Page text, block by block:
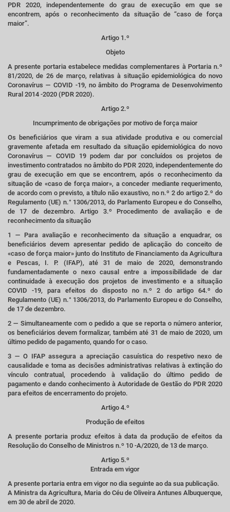
PDR 2020, independentemente do grau de execução em que se
encontrem, após o reconhecimento da situação de “caso de força
maior”.
Artigo 1.º
Objeto
A presente portaria estabelece medidas complementares à Portaria n.º
81/2020, de 26 de março, relativas à situação epidemiológica do novo
Coronavírus — COVID -19, no âmbito do Programa de Desenvolvimento
Rural 2014 -2020 (PDR 2020).
Artigo 2.º
Incumprimento de obrigações por motivo de força maior
Os beneficiários que viram a sua atividade produtiva e ou comercial
gravemente afetada em resultado da situação epidemiológica do novo
Coronavírus — COVID 19 podem dar por concluídos os projetos de
investimento contratados no âmbito do PDR 2020, independentemente do
grau de execução em que se encontrem, após o reconhecimento da
situação de «caso de força maior», a conceder mediante requerimento,
de acordo com o previsto, a título não exaustivo, no n.º 2 do artigo 2.º do
Regulamento (UE) n.° 1306/2013, do Parlamento Europeu e do Conselho,
de 17 de dezembro. Artigo 3.º Procedimento de avaliação e de
reconhecimento da situação
1 — Para avaliação e reconhecimento da situação a enquadrar, os
beneficiários devem apresentar pedido de aplicação do conceito de
«caso de força maior» junto do Instituto de Financiamento da Agricultura
e Pescas, I. P. (IFAP), até 31 de maio de 2020, demonstrando
fundamentadamente o nexo causal entre a impossibilidade de dar
continuidade à execução dos projetos de investimento e a situação
COVID -19, para efeitos do disposto no n.º 2 do artigo 64.º do
Regulamento (UE) n.° 1306/2013, do Parlamento Europeu e do Conselho,
de 17 de dezembro.
2 — Simultaneamente com o pedido a que se reporta o número anterior,
os beneficiários devem formalizar, também até 31 de maio de 2020, um
último pedido de pagamento, quando for o caso.
3 — O IFAP assegura a apreciação casuística do respetivo nexo de
causalidade e toma as decisões administrativas relativas à extinção do
vínculo contratual, procedendo à validação do último pedido de
pagamento e dando conhecimento à Autoridade de Gestão do PDR 2020
para efeitos de encerramento do projeto.
Artigo 4.º
Produção de efeitos
A presente portaria produz efeitos à data da produção de efeitos da
Resolução do Conselho de Ministros n.º 10 -A/2020, de 13 de março.
Artigo 5.º
Entrada em vigor
A presente portaria entra em vigor no dia seguinte ao da sua publicação.
A Ministra da Agricultura, Maria do Céu de Oliveira Antunes Albuquerque,
em 30 de abril de 2020.